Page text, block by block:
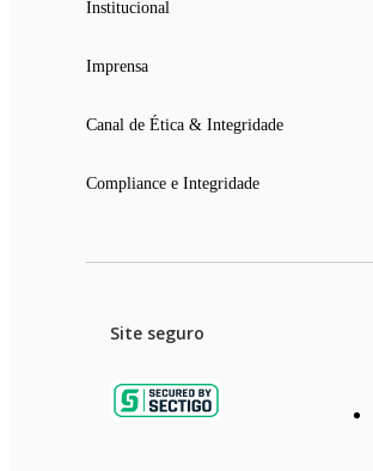
Institucional
Imprensa
Canal de Ética & Integridade
Compliance e Integridade
Site seguro